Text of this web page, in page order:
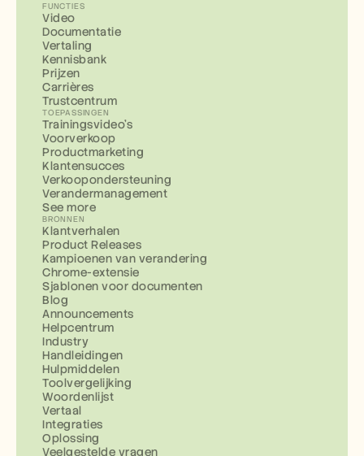
FUNCTIES
Video
Documentatie
Vertaling
Kennisbank
Prijzen
Carrières
Trustcentrum
TOEPASSINGEN
Trainingsvideo's
Voorverkoop
Productmarketing
Klantensucces
Verkoopondersteuning
Verandermanagement
See more
BRONNEN
Klantverhalen
Product Releases
Kampioenen van verandering
Chrome-extensie
Sjablonen voor documenten
Blog
Announcements
Helpcentrum
Industry
Handleidingen
Hulpmiddelen
Toolvergelijking
Woordenlijst
Vertaal
Integraties
Oplossing
Veelgestelde vragen